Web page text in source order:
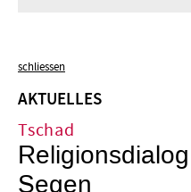
schliessen
AKTUELLES
Tschad
Segen